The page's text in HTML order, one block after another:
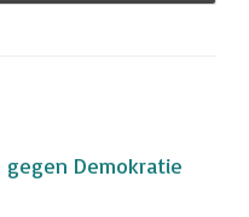
gegen Demokratie